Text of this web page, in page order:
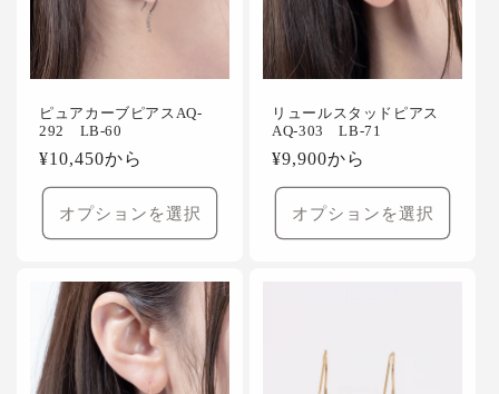
ピュアカーブピアスAQ-
292 LB-60
通
常
格
¥10,450から
オプションを選択
リュールスタッドピアス
AQ-303 LB-71
通
常
格
¥9,900から
オプションを選択